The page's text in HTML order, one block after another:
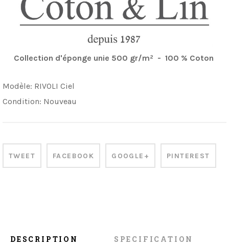
Collection d'éponge unie 500 gr/m² - 100 % Coton
Modèle: RIVOLI Ciel
Condition: Nouveau
TWEET FACEBOOK GOOGLE+ PINTEREST
DESCRIPTION SPECIFICATION